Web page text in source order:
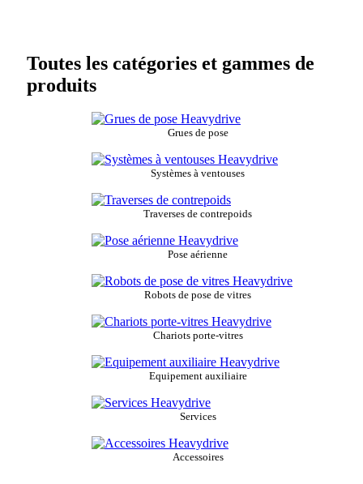
Toutes les catégories et gammes de
produits
Grues de pose
Systèmes à ventouses
Traverses de contrepoids
Pose aérienne
Robots de pose de vitres
Chariots porte-vitres
Equipement auxiliaire
Services
Accessoires